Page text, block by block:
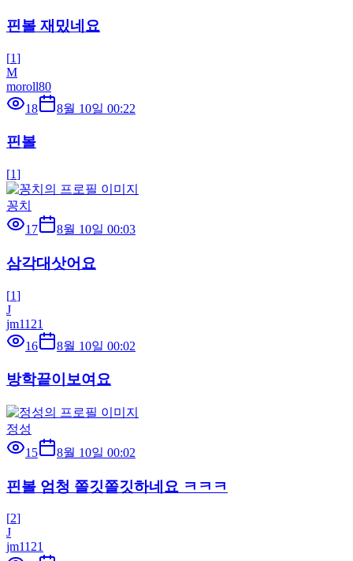
핀볼 재밌네요
[1]
M
moroll80
18
8월 10일 00:22
핀볼
[1]
꽁치
17
8월 10일 00:03
삼각대삿어요
[1]
J
jm1121
16
8월 10일 00:02
방학끝이보여요
정성
15
8월 10일 00:02
핀볼 엄청 쫄깃쫄깃하네요 ㅋㅋㅋ
[2]
J
jm1121